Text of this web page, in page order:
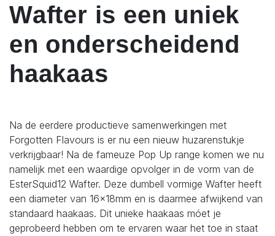
Wafter is een uniek
en onderscheidend
haakaas
Na de eerdere productieve samenwerkingen met
Forgotten Flavours is er nu een nieuw huzarenstukje
verkrijgbaar! Na de fameuze Pop Up range komen we nu
namelijk met een waardige opvolger in de vorm van de
EsterSquid12 Wafter. Deze dumbell vormige Wafter heeft
een diameter van 16x18mm en is daarmee afwijkend van
standaard haakaas. Dit unieke haakaas móet je
geprobeerd hebben om te ervaren waar het toe in staat